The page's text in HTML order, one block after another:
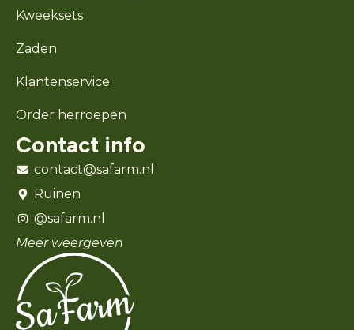
Kweeksets
Zaden
Klantenservice
Order herroepen
Contact info
contact@safarm.nl
Ruinen
@safarm.nl
Meer weergeven